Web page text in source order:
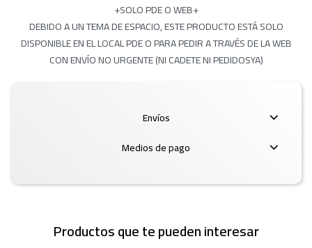
+SOLO PDE O WEB+
DEBIDO A UN TEMA DE ESPACIO, ESTE PRODUCTO ESTÁ SOLO
DISPONIBLE EN EL LOCAL PDE O PARA PEDIR A TRAVÉS DE LA WEB
CON ENVÍO NO URGENTE (NI CADETE NI PEDIDOSYA)
Envíos
Medios de pago
Productos que te pueden interesar